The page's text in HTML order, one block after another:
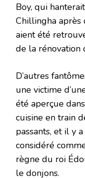
Boy, qui
Chillingha après
aient été
de la rénovation
D’autres
une victime
été aperçue
cuisine en train
passants, et il y
considéré
règne du roi
le donjons.